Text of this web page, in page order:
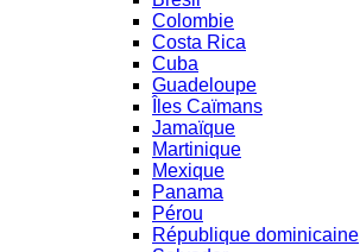
Colombie
Costa Rica
Cuba
Guadeloupe
Îles Caïmans
Jamaïque
Martinique
Mexique
Panama
Pérou
République dominicaine